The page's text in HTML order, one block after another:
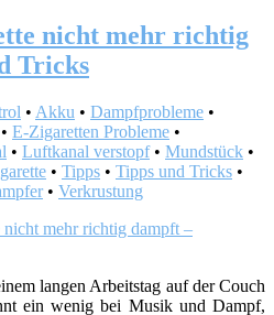
nicht mehr richtig
Tricks
• Akku • Dampfprobleme •
• E-Zigaretten Probleme •
• Luftkanal verstopf• Mundstück •
• Tipps • Tipps und Tricks •
• Verkrustung
langen Arbeitstag auf der Couch
ein wenig bei Musik und Dampf,